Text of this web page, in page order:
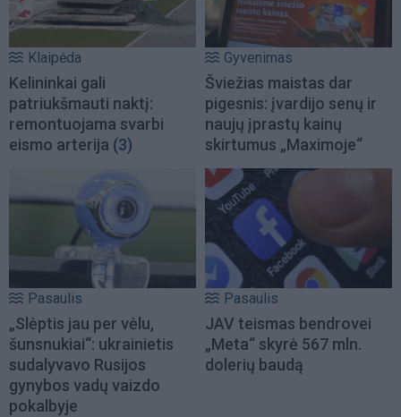
Klaipėda
Kelininkai gali
patriukšmauti naktį:
remontuojama svarbi
eismo arterija (3)
Gyvenimas
Šviežias maistas dar
pigesnis: įvardijo senų ir
naujų įprastų kainų
skirtumus „Maximoje“
Pasaulis
„Slėptis jau per vėlu,
šunsnukiai“: ukrainietis
sudalyvavo Rusijos
gynybos vadų vaizdo
pokalbyje
Pasaulis
JAV teismas bendrovei
„Meta“ skyrė 567 mln.
dolerių baudą